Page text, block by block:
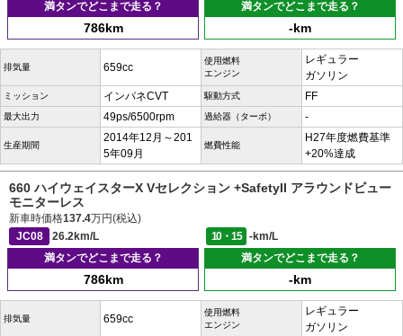
満タンでどこまで走る？
786km
満タンでどこまで走る？
-km
排気量 659cc
使用燃料
エンジン
レギュラー
ガソリン
ミッション インパネCVT 駆動方式 FF
最大出力 49ps/6500rpm 過給器（ターボ） -
生産期間
2014年12月～201
5年09月
燃費性能
H27年度燃費基準
+20%達成
660 ハイウェイスターX Vセレクション +SafetyII アラウンドビュー
モニターレス
新車時価格137.4万円(税込)
JC08
26.2km/L 10・15
-km/L
満タンでどこまで走る？
786km
満タンでどこまで走る？
-km
排気量 659cc
使用燃料
エンジン
レギュラー
ガソリン